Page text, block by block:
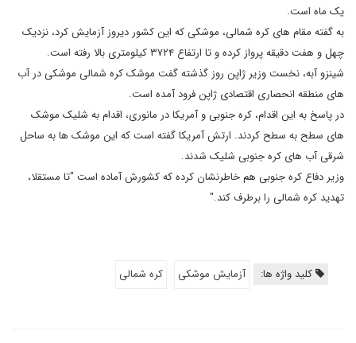
یک ماه است.
به گفته مقام های کره شمالی، موشکی که این کشور دیروز آزمایش کرد، نزدیک
چهل و هفت دقیقه پرواز کرده و تا ارتفاع ۳۷۲۴ کیلومتری بالا رفته است.
شینزو آبه، نخست وزیر ژاپن روز گذشته گفت موشک کره شمالی موشکی در آب
های منطقه انحصاری اقتصادی ژاپن فرود آمده است.
در پاسخ به این اقدام، کره جنوبی و آمریکا در مانوری، اقدام به شلیک موشک
های سطح به سطح کردند. ارتش آمریکا گفته است که این موشک ها به ساحل
شرقی آب های کره جنوبی شلیک شدند.
وزیر دفاع کره جنوبی هم خاطرنشان کرده که کشورش آماده است "تا مستقلا،
تهدید کره شمالی را برطرف کند."
کلید واژه ها: آزمایش موشکی کره شمالی